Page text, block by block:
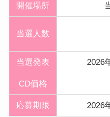
開催場所
当選人数
当選発表 2026
CD価格
応募期限 2026